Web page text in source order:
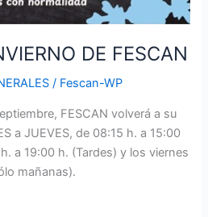
DE FESCAN
/ Fescan-WP
FESCAN volverá a su
a JUEVES, de 08:15 h. a 15:00
a 19:00 h. (Tardes) y los viernes
mañanas).